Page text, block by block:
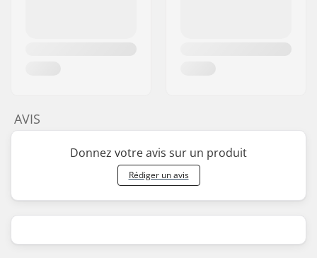
AVIS
Donnez votre avis sur un produit
Rédiger un avis